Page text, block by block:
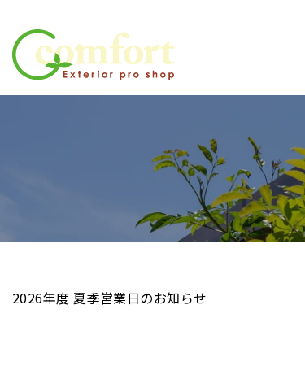
受賞歴（
受賞歴（
受賞歴（
2026年度 夏季営業日のお知らせ